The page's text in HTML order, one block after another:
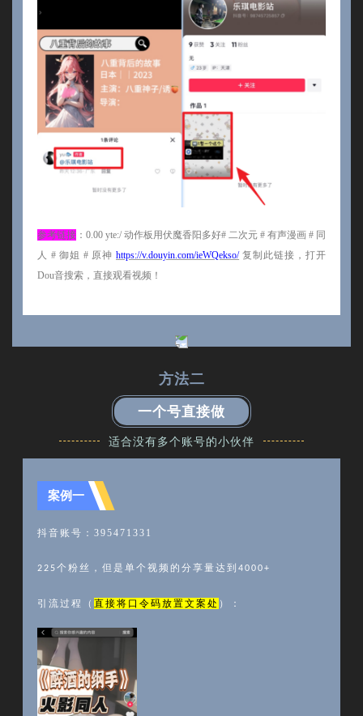
参考链接： 0.00 yte:/ 动作板用伏魔香阳多好# 二次元 # 有声漫画 # 同
人 # 御姐 # 原神https://v.douyin.com/ieWQekso/ 复制此链接，打开
Dou音搜索，直接观看视频！
方法二
一个号直接做
适合没有多个账号的小伙伴
案例一
抖音账号： 395471331
225个粉丝，但是单个视频的分享量达到 4000+
引流过程（ 直接将口令码放置文案处 ）：